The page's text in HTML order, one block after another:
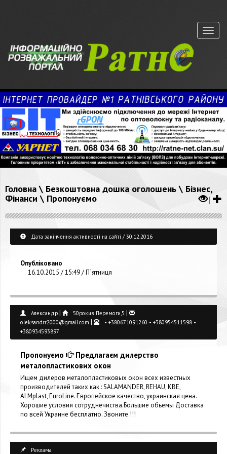
Меню
Головна\ Безкоштовна дошка оголошень\ Бізнес,
Фінанси \ Пропонуємо |
Дата закінчення активності на сайті / 30.12.2016
Опубліковано
16.10.2015 / 15:49 / П`ятниця
Александр | 50рокив Перемоги,5 |
oleksandrr2000@gmail.com |
• +380671091260 • +380954511598 •
+380934593897
Пропонуємо
Предлагаєм дилерство
металопластикових окон
Ищем дилеров металопластиковых окон всех известных
производителей таких как : SALAMANDER, REHAU, KBE,
ALMplast, EuroLine. Европейское качество, украинская цена.
Хорошие условия сотруднечиства.Большие обьемы Доставка
по всей Украине бесплатно. Звоните !!!
Реклама